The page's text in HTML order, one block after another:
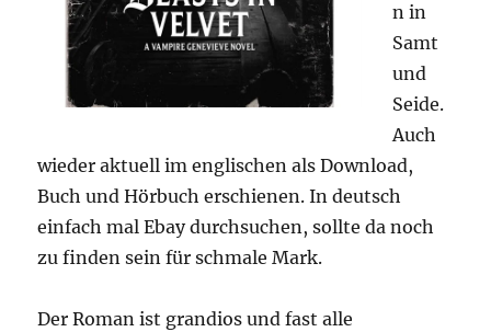
n in
Samt
und
Seide.
Auch
wieder aktuell im englischen als Download,
Buch und Hörbuch erschienen. In deutsch
einfach mal Ebay durchsuchen, sollte da noch
zu finden sein für schmale Mark.
Der Roman ist grandios und fast alle